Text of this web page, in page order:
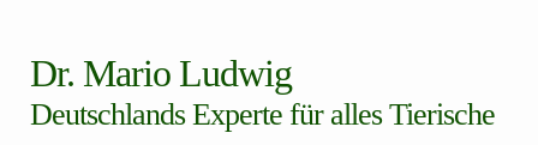
Dr. Mario Ludwig
Deutschlands Experte für alles Tierische